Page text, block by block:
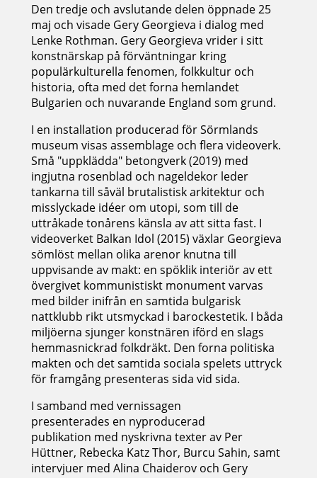
Den tredje och avslutande delen öppnade 25
maj och visade Gery Georgieva i dialog med
Lenke Rothman. Gery Georgieva vrider i sitt
konstnärskap på förväntningar kring
populärkulturella fenomen, folkkultur och
historia, ofta med det forna hemlandet
Bulgarien och nuvarande England som grund.
I en installation producerad för Sörmlands
museum visas assemblage och flera videoverk.
Små "uppklädda" betongverk (2019) med
ingjutna rosenblad och nageldekor leder
tankarna till såväl brutalistisk arkitektur och
misslyckade idéer om utopi, som till de
uttråkade tonårens känsla av att sitta fast. I
videoverket Balkan Idol (2015) växlar Georgieva
sömlöst mellan olika arenor knutna till
uppvisande av makt: en spöklik interiör av ett
övergivet kommunistiskt monument varvas
med bilder inifrån en samtida bulgarisk
nattklubb rikt utsmyckad i barockestetik. I båda
miljöerna sjunger konstnären iförd en slags
hemmasnickrad folkdräkt. Den forna politiska
makten och det samtida sociala spelets uttryck
för framgång presenteras sida vid sida.
I samband med vernissagen
presenterades en nyproducerad
publikation med nyskrivna texter av Per
Hüttner, Rebecka Katz Thor, Burcu Sahin, samt
intervjuer med Alina Chaiderov och Gery